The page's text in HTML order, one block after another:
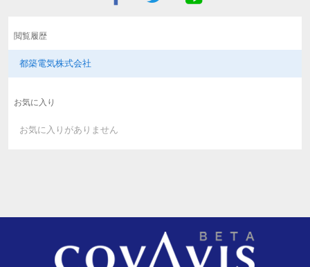
閲覧履歴
都築電気株式会社
お気に入り
お気に入りがありません